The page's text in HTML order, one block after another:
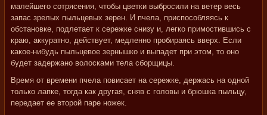
малейшего сотрясения, чтобы цветки выбросили на ветер весь
запас зрелых пыльцевых зерен. И пчела, приспособляясь к
обстановке, подлетает к сережке снизу и, легко примостившись с
краю, аккуратно, действует, медленно пробираясь вверх. Если
какое-нибудь пыльцевое зернышко и выпадет при этом, то оно
будет задержано волосками тела сборщицы.
Время от времени пчела повисает на сережке, держась на одной
только лапке, тогда как другая, сняв с головы и брюшка пыльцу,
передает ее второй паре ножек.